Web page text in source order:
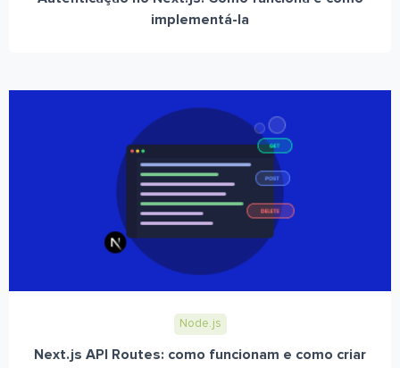
implementá-la
Node.js
Next.js API Routes: como funcionam e como criar